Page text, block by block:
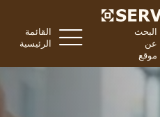
القائمة
الرئيسية
البحث
عن
موقع